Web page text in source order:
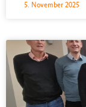
5. November 2025